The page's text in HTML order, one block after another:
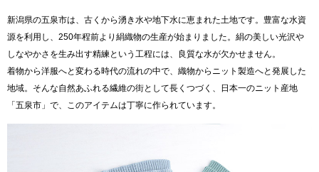
新潟県の五泉市は、古くから湧き水や地下水に恵まれた土地です。豊富な水資
源を利用し、250年程前より絹織物の生産が始まりました。絹の美しい光沢や
しなやかさを生み出す精練という工程には、良質な水が欠かせません。
着物から洋服へと変わる時代の流れの中で、織物からニット製造へと発展した
地域。そんな自然あふれる繊維の街として長くつづく、日本一のニット産地
「五泉市」で、このアイテムは丁寧に作られています。